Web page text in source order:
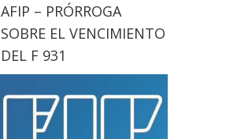
AFIP – PRÓRROGA
SOBRE EL VENCIMIENTO
DEL F 931